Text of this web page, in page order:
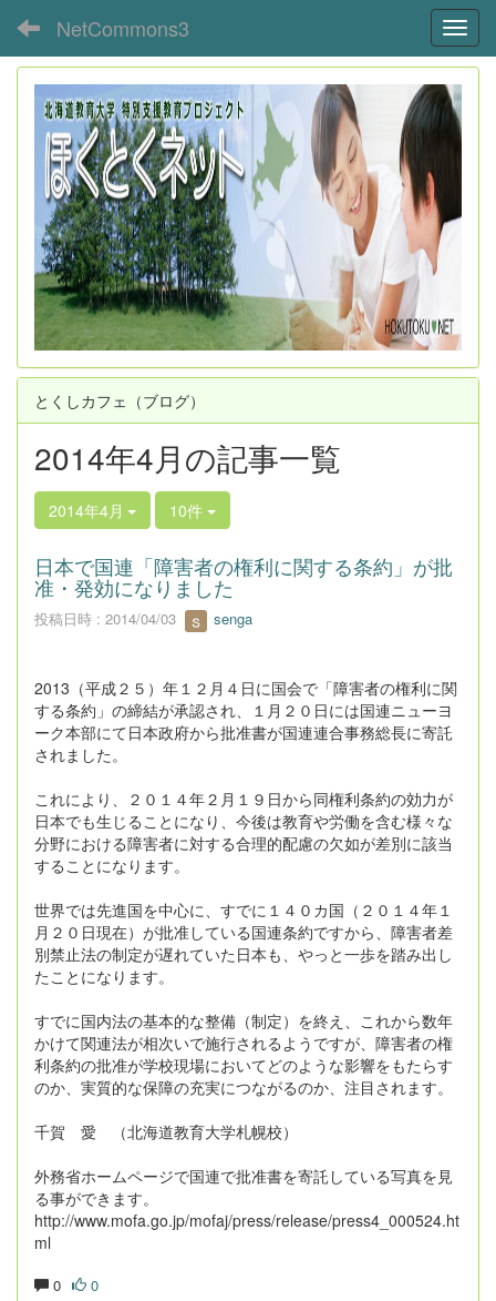
NetCommons3
とくしカフェ（ブログ）
2014年4月の記事一覧
2014年4月 10件
日本で国連「障害者の権利に関する条約」が批
准・発効になりました
投稿日時 : 2014/04/03 senga
2013（平成２５）年１２月４日に国会で「障害者の権利に関
する条約」の締結が承認され、１月２０日には国連ニューヨ
ーク本部にて日本政府から批准書が国連連合事務総長に寄託
されました。
これにより、２０１４年２月１９日から同権利条約の効力が
日本でも生じることになり、今後は教育や労働を含む様々な
分野における障害者に対する合理的配慮の欠如が差別に該当
することになります。
世界では先進国を中心に、すでに１４０カ国（２０１４年１
月２０日現在）が批准している国連条約ですから、障害者差
別禁止法の制定が遅れていた日本も、やっと一歩を踏み出し
たことになります。
すでに国内法の基本的な整備（制定）を終え、これから数年
かけて関連法が相次いで施行されるようですが、障害者の権
利条約の批准が学校現場においてどのような影響をもたらす
のか、実質的な保障の充実につながるのか、注目されます。
千賀 愛 （北海道教育大学札幌校）
外務省ホームページで国連で批准書を寄託している写真を見
る事ができます。
http://www.mofa.go.jp/mofaj/press/release/press4_000524.ht
ml
0 0